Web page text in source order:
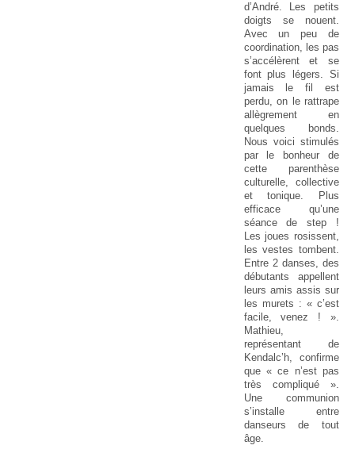
d’André. Les petits
doigts se nouent.
Avec un peu de
coordination, les pas
s’accélèrent et se
font plus légers. Si
jamais le fil est
perdu, on le rattrape
allègrement en
quelques bonds.
Nous voici stimulés
par le bonheur de
cette parenthèse
culturelle, collective
et tonique. Plus
efficace qu’une
séance de step !
Les joues rosissent,
les vestes tombent.
Entre 2 danses, des
débutants appellent
leurs amis assis sur
les murets : « c’est
facile, venez ! ».
Mathieu,
représentant de
Kendalc’h, confirme
que « ce n’est pas
très compliqué ».
Une communion
s’installe entre
danseurs de tout
âge.